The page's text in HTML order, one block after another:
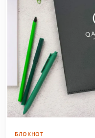
БЛОКНОТ